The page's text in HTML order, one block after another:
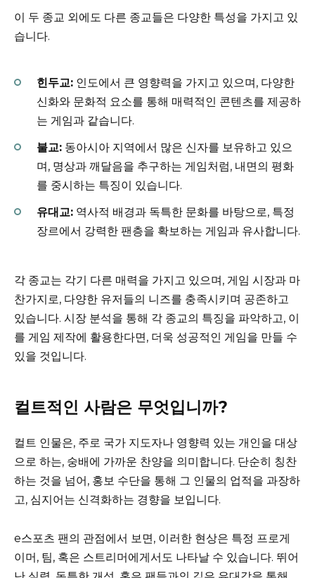
이 두 종교 외에도 다른 종교들은 다양한 특성을 가지고 있
습니다.
힌두교: 인도에서 큰 영향력을 가지고 있으며, 다양한
신화와 문화적 요소를 통해 매력적인 콘텐츠를 제공하
는 게임과 같습니다.
불교: 동아시아 지역에서 많은 신자를 보유하고 있으
며, 명상과 깨달음을 추구하는 게임처럼, 내면의 평화
를 중시하는 특징이 있습니다.
유대교: 역사적 배경과 독특한 문화를 바탕으로, 특정
장르에서 강력한 팬층을 확보하는 게임과 유사합니다.
각 종교는 각기 다른 매력을 가지고 있으며, 게임 시장과 마
찬가지로, 다양한 유저들의 니즈를 충족시키며 공존하고
있습니다. 시장 분석을 통해 각 종교의 특징을 파악하고, 이
를 게임 제작에 활용한다면, 더욱 성공적인 게임을 만들 수
있을 것입니다.
컬트적인 사람은 무엇입니까?
컬트 인물은, 주로 국가 지도자나 영향력 있는 개인을 대상
으로 하는, 숭배에 가까운 찬양을 의미합니다. 단순히 칭찬
하는 것을 넘어, 홍보 수단을 통해 그 인물의 업적을 과장하
고, 심지어는 신격화하는 경향을 보입니다.
e스포츠 팬의 관점에서 보면, 이러한 현상은 특정 프로게
이머, 팀, 혹은 스트리머에게서도 나타날 수 있습니다. 뛰어